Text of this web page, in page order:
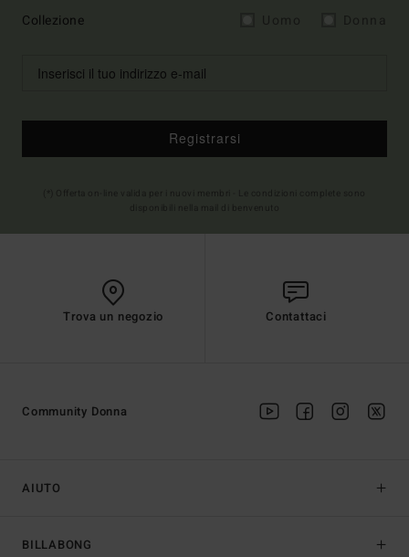
Collezione
Registrarsi
Trova un negozio Contattaci
AIUTO
BILLABONG
Community Donna